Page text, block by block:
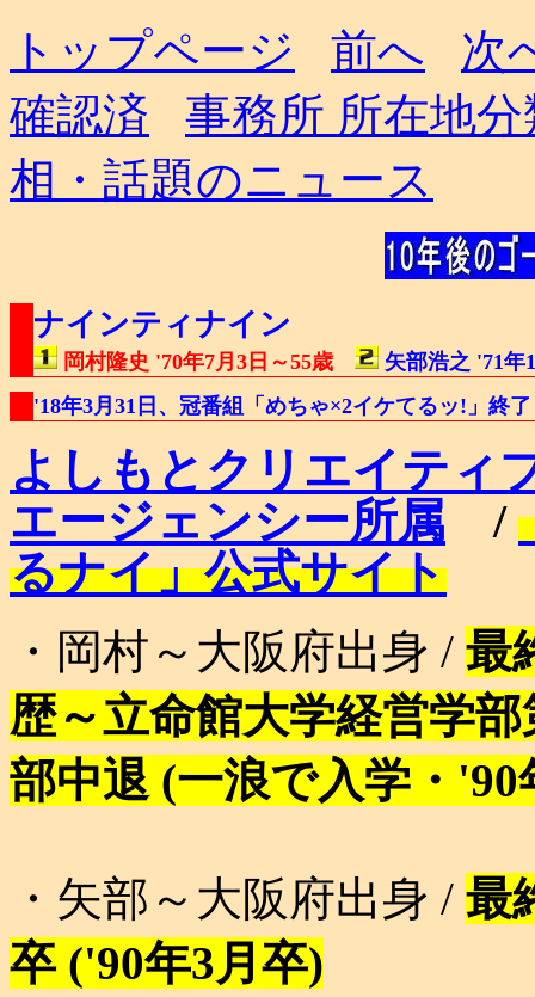
トップページ 前へ
次
確認済
事務所 所在地分
相・話題のニュース
ナインティナイン
岡村隆史 '70年7月3日～55歳
矢部浩之 '71年
'18年3月31日、冠番組「めちゃ×2イケてるッ!」終
よしもとクリエイティ
エージェンシー所属 /
るナイ」公式サイト
・岡村～大阪府出身 / 最
歴～立命館大学経営学部
部中退 (一浪で入学・'90
・矢部～大阪府出身 / 最
卒 ('90年3月卒)